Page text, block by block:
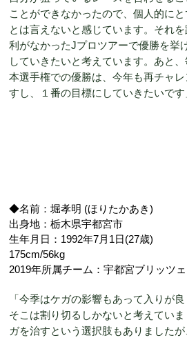
ことができなかったので、個人的に
とは言えないと感じています。それ
利がなかったJプロツアーで優勝を挙
していきたいと考えています。あと
本選手権での優勝は、今年も再チャ
すし、１番の目標にしていきたいです
◆名前：堀孝明 (ほりたかあき)
出身地：栃木県宇都宮市
生年月日：1992年7月1日(27歳)
175cm/56kg
2019年所属チーム：宇都宮ブリッツ
「今季はケガの影響もあって入りが
そこは割り切るしかないと考えてい
ガを治すという選択肢もありました